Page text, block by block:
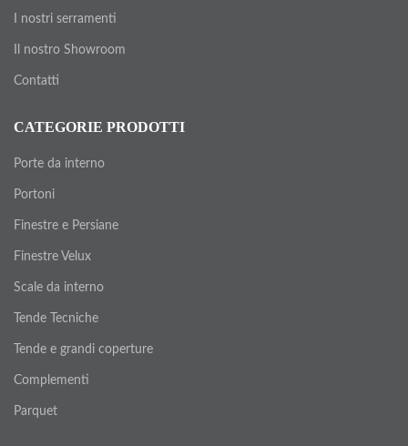
I nostri serramenti
Il nostro Showroom
Contatti
CATEGORIE PRODOTTI
Porte da interno
Portoni
Finestre e Persiane
Finestre Velux
Scale da interno
Tende Tecniche
Tende e grandi coperture
Complementi
Parquet